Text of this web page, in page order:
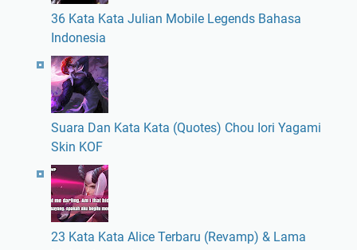
36 Kata Kata Julian Mobile Legends Bahasa
Indonesia
Suara Dan Kata Kata (Quotes) Chou Iori Yagami
Skin KOF
23 Kata Kata Alice Terbaru (Revamp) & Lama